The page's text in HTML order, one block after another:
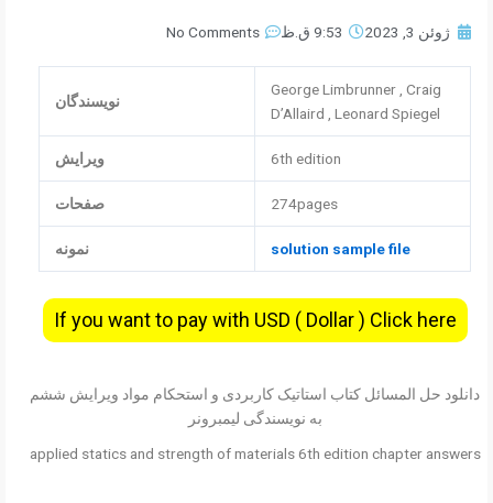
ژوئن 3, 2023 9:53 ق.ظ No Comments
George Limbrunner , Craig
D’Allaird , Leonard Spiegel
نویسندگان
6th edition ویرایش
274pages صفحات
solution sample file نمونه
If you want to pay with USD ( Dollar ) Click here
دانلود حل المسائل کتاب استاتیک کاربردی و استحکام مواد ویرایش ششم
به نویسندگی لیمبرونر
applied statics and strength of materials 6th edition chapter answers